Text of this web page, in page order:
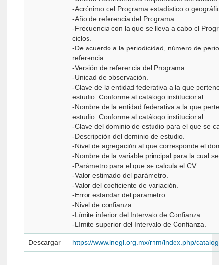
-Acrónimo del Programa estadístico o
-Año de referencia del Programa.
-Frecuencia con la que se lleva a cabo el
ciclos.
-De acuerdo a la periodicidad, número de
referencia.
-Versión de referencia del Programa.
-Unidad de observación.
-Clave de la entidad federativa a la que
estudio. Conforme al catálogo institucional.
-Nombre de la entidad federativa a la que
estudio. Conforme al catálogo institucional.
-Clave del dominio de estudio para el que se
-Descripción del dominio de estudio.
-Nivel de agregación al que corresponde el
-Nombre de la variable principal para la cual
-Parámetro para el que se calcula el CV.
-Valor estimado del parámetro.
-Valor del coeficiente de variación.
-Error estándar del parámetro.
-Nivel de confianza.
-Límite inferior del Intervalo de Confianza.
-Límite superior del Intervalo de Confianza.
Descargar https://www.inegi.org.mx/rnm/index.php/